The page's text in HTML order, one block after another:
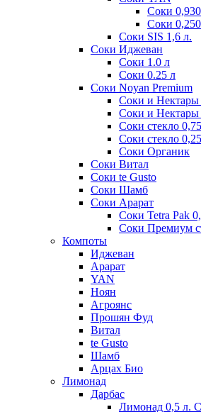
Соки
Соки
Соки SIS 1,6 л.
Соки Иджеван
Соки 1.0 л
Соки 0.25 л
Соки Noyan Premium
Соки и Нектары
Соки и Нектары
Соки стекло
Соки стекло
Соки Органик
Соки Витал
Соки te Gusto
Соки Шамб
Соки Арарат
Соки Tetra Pak
Соки Премиум
Компоты
Иджеван
Арарат
YAN
Ноян
Агроянс
Прошян Фуд
Витал
te Gusto
Шамб
Арцах Био
Лимонад
Дарбас
Лимонад 0,5 л.